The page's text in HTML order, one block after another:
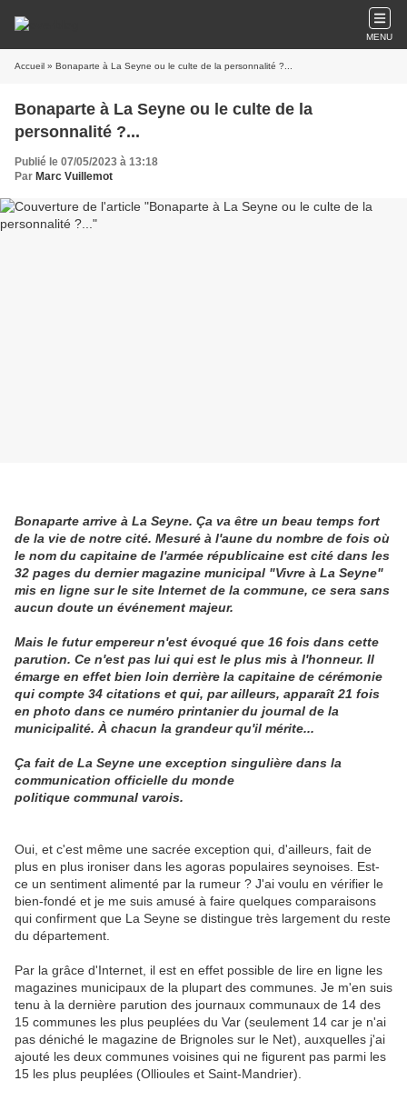
MENU
Accueil » Bonaparte à La Seyne ou le culte de la personnalité ?...
Bonaparte à La Seyne ou le culte de la
personnalité ?...
Publié le 07/05/2023 à 13:18
Par Marc Vuillemot
Bonaparte arrive à La Seyne. Ça va être un beau temps fort
de la vie de notre cité. Mesuré à l'aune du nombre de fois où
le nom du capitaine de l'armée républicaine est cité dans les
32 pages du dernier magazine municipal "Vivre à La Seyne"
mis en ligne sur le site Internet de la commune, ce sera sans
aucun doute un événement majeur.
Mais le futur empereur n'est évoqué que 16 fois dans cette
parution. Ce n'est pas lui qui est le plus mis à l'honneur. Il
émarge en effet bien loin derrière la capitaine de cérémonie
qui compte 34 citations et qui, par ailleurs, apparaît 21 fois
en photo dans ce numéro printanier du journal de la
municipalité. À chacun la grandeur qu'il mérite...
Ça fait de La Seyne une exception singulière dans la
communication officielle du monde
politique communal varois.
Oui, et c'est même une sacrée exception qui, d'ailleurs, fait de
plus en plus ironiser dans les agoras populaires seynoises. Est-
ce un sentiment alimenté par la rumeur ? J'ai voulu en vérifier le
bien-fondé et je me suis amusé à faire quelques comparaisons
qui confirment que La Seyne se distingue très largement du reste
du département.
Par la grâce d'Internet, il est en effet possible de lire en ligne les
magazines municipaux de la plupart des communes. Je m'en suis
tenu à la dernière parution des journaux communaux de 14 des
15 communes les plus peuplées du Var (seulement 14 car je n'ai
pas déniché le magazine de Brignoles sur le Net), auxquelles j'ai
ajouté les deux communes voisines qui ne figurent pas parmi les
15 les plus peuplées (Ollioules et Saint-Mandrier).